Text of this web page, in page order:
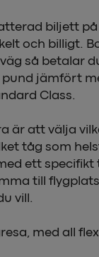
biljett
och billigt.
så betalar
pund jämfört
Class.
är att välja
tåg som
ett specifikt
till
vill.
med all